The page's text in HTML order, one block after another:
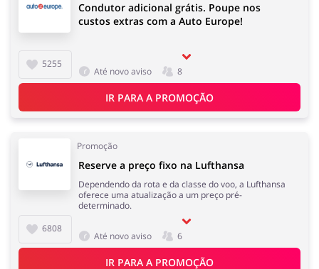
5255
Condutor adicional grátis. Poupe nos
custos extras com a Auto Europe!
Até novo aviso 8
IR PARA A PROMOÇÃO
Promoção
6808
Reserve a preço fixo na Lufthansa
Dependendo da rota e da classe do voo, a Lufthansa
oferece uma atualização a um preço pré-
determinado.
Até novo aviso 6
IR PARA A PROMOÇÃO